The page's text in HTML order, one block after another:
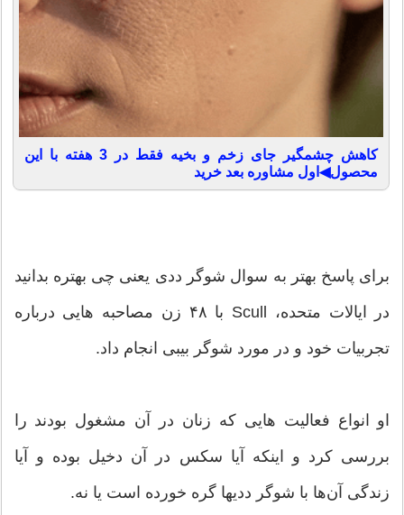
کاهش چشمگیر جای زخم و بخیه فقط در 3 هفته با این
محصول◀اول مشاوره بعد خرید
برای پاسخ بهتر به سوال شوگر ددی یعنی چی بهتره بدانید
در ایالات متحده، Scull با ۴۸ زن مصاحبه هایی درباره
تجربیات خود و در مورد شوگر بیبی انجام داد.
او انواع فعالیت هایی که زنان در آن مشغول بودند را
بررسی کرد و اینکه آیا سکس در آن دخیل بوده و آیا
زندگی آن‌ها با شوگر ددیها گره خورده‌ است یا نه.